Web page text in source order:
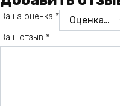
Ваша оценка *
Ваш отзыв *